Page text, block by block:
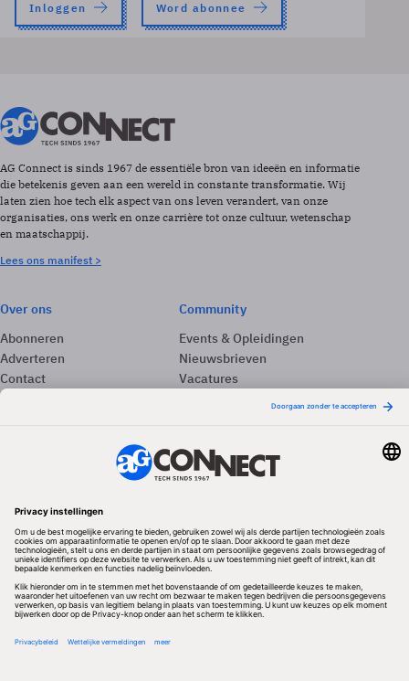
Inloggen Word abonnee
AG Connect is sinds 1967 de essentiële bron van ideeën en informatie
die betekenis geven aan een wereld in constante transformatie. Wij
laten zien hoe tech elk aspect van ons leven verandert, van onze
organisaties, ons werk en onze carrière tot onze cultuur, wetenschap
en maatschappij.
Lees ons manifest >
Over ons
Abonneren
Adverteren
Contact
Colofon
Community
Events & Opleidingen
Nieuwsbrieven
Vacatures
Redactionele partner
Algemene Voorwaarden & Copyrights